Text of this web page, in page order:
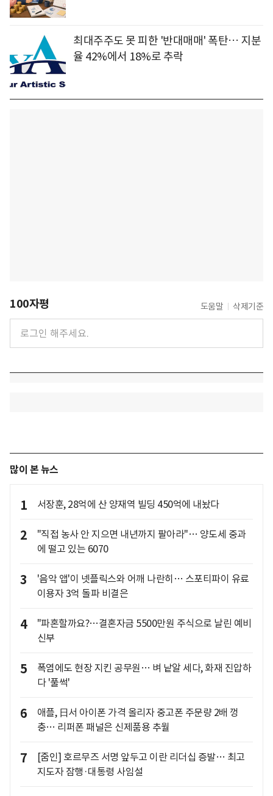
최대주주도 못 피한 '반대매매' 폭탄… 지분
율 42%에서 18%로 추락
100자평 도움말 삭제기준
많이 본 뉴스
1 서장훈, 28억에 산 양재역 빌딩 450억에 내놨다
2
"직접 농사 안 지으면 내년까지 팔아라"… 양도세 중과
에 떨고 있는 6070
3
'음악 앱'이 넷플릭스와 어깨 나란히… 스포티파이 유료
이용자 3억 돌파 비결은
4
"파혼할까요?…결혼자금 5500만원 주식으로 날린 예비
신부
5
폭염에도 현장 지킨 공무원… 벼 낱알 세다, 화재 진압하
다 '풀썩'
6
애플, 日서 아이폰 가격 올리자 중고폰 주문량 2배 껑
충… 리퍼폰 패널은 신제품용 추월
7
[줌인] 호르무즈 서명 앞두고 이란 리더십 증발… 최고
지도자 잠행·대통령 사임설